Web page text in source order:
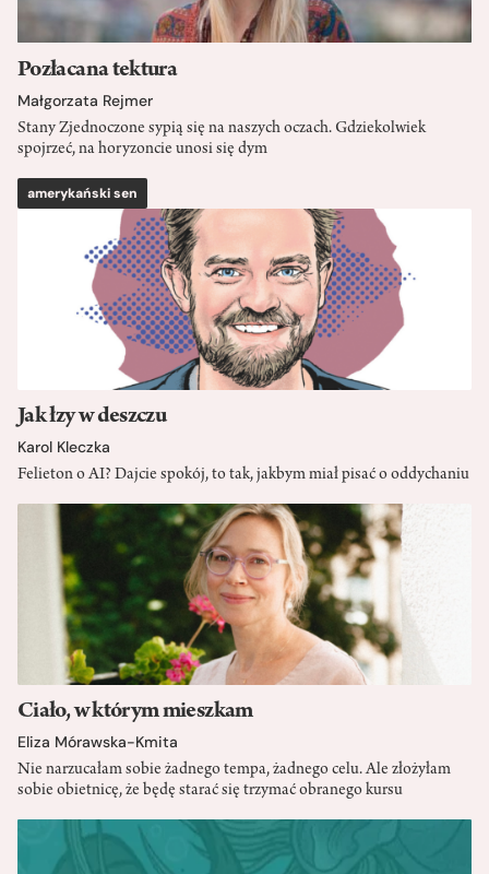
Pozłacana tektura
Małgorzata Rejmer
Stany Zjednoczone sypią się na naszych oczach. Gdziekolwiek
spojrzeć, na horyzoncie unosi się dym
amerykański sen
Jak łzy w deszczu
Karol Kleczka
Felieton o AI? Dajcie spokój, to tak, jakbym miał pisać o oddychaniu
Ciało, w którym mieszkam
Eliza Mórawska-Kmita
Nie narzucałam sobie żadnego tempa, żadnego celu. Ale złożyłam
sobie obietnicę, że będę starać się trzymać obranego kursu